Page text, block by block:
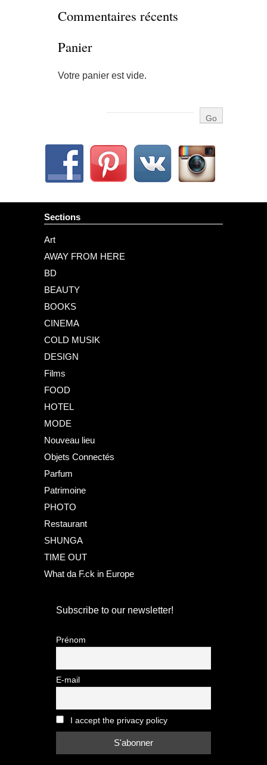
Commentaires récents
Panier
Votre panier est vide.
Sections
Art
AWAY FROM HERE
BD
BEAUTY
BOOKS
CINEMA
COLD MUSIK
DESIGN
Films
FOOD
HOTEL
MODE
Nouveau lieu
Objets Connectés
Parfum
Patrimoine
PHOTO
Restaurant
SHUNGA
TIME OUT
What da F.ck in Europe
Subscribe to our newsletter!
Prénom
E-mail
I accept the privacy policy